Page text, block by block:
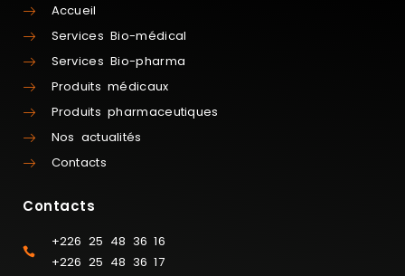
Accueil
Services Bio-médical
Services Bio-pharma
Produits médicaux
Produits pharmaceutiques
Nos actualités
Contacts
Contacts
+226 25 48 36 16
+226 25 48 36 17